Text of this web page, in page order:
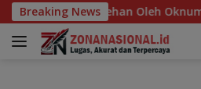
Langsung
ke
konten
Breaking NewsOleh Oknum Bank